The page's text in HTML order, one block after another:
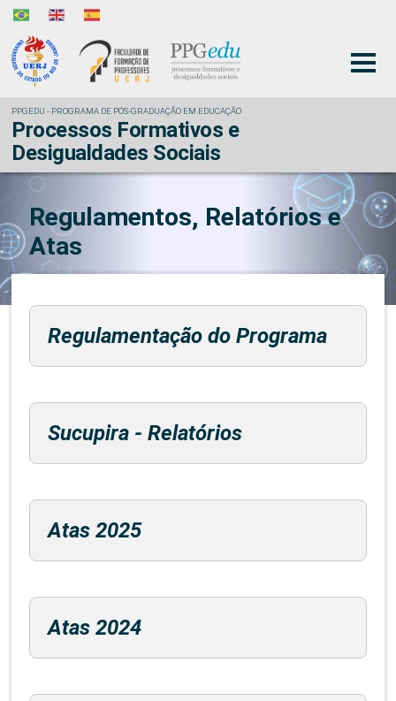
PPGEDU - PROGRAMA DE PÓS-GRADUAÇÃO EM EDUCAÇÃO
Processos Formativos e
Desigualdades Sociais
Regulamentos, Relatórios e
Atas
Regulamentação do Programa
Sucupira - Relatórios
Atas 2025
Atas 2024